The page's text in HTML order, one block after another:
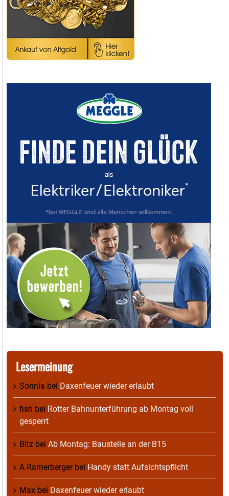
Lesermeinung
Sonnia bei Daxenfeuer wieder erlaubt
fish bei Rotter Bahnunterführung ab Montag voll
gesperrt
Bitz bei Ab Montag: Baustelle an der B15
A Ramerbergerbei Handy statt Aufsichtspflicht
Max bei Daxenfeuer wieder erlaubt